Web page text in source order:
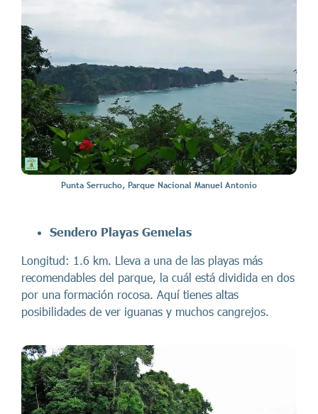
Punta Serrucho, Parque Nacional Manuel Antonio
Sendero Playas Gemelas
Longitud: 1.6 km. Lleva a una de las playas más
recomendables del parque, la cuál está dividida en dos
por una formación rocosa. Aquí tienes altas
posibilidades de ver iguanas y muchos cangrejos.